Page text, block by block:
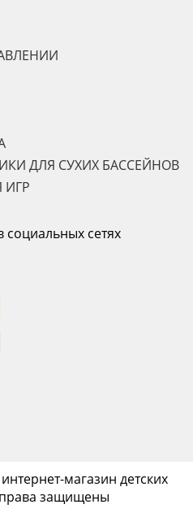
ДЛЯ СУХИХ БАССЕЙНОВ
социальных сетях
магазин детских
защищены